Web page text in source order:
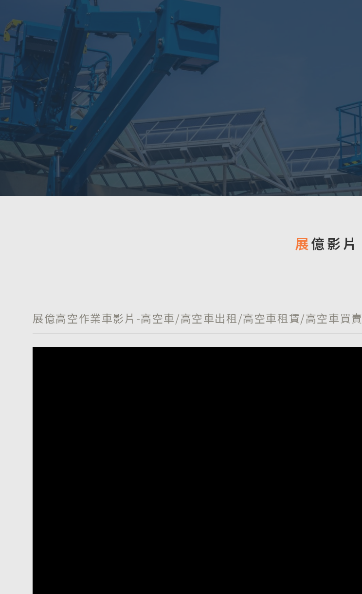
展億影片
展億高空作業車影片-高空車/高空車出租/高空車租賃/高空車買賣